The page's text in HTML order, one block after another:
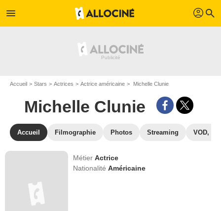
menu profil search
Accueil Stars Actrices Actrice américaine Michelle Clunie
Michelle Clunie
Accueil Filmographie Photos Streaming VOD,
MétierActrice
NationalitéAméricaine